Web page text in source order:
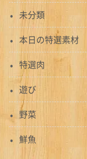
未分類
本日の特選素材
特選肉
遊び
野菜
鮮魚